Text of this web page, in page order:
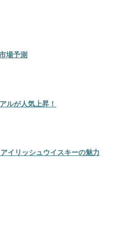
場予測
ルが人気上昇！
イリッシュウイスキーの魅力